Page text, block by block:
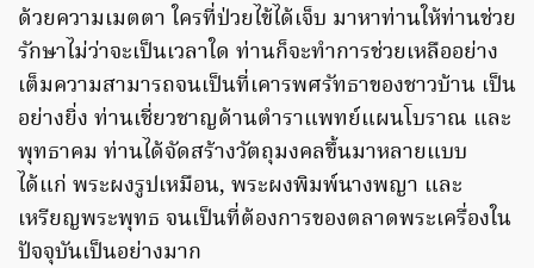
ด้วยความเมตตา ใครที่ป่วยไข้ได้เจ็บ มาหาท่านให้ท่านช่วย
รักษาไม่ว่าจะเป็นเวลาใด ท่านก็จะทำการช่วยเหลืออย่าง
เต็มความสามารถจนเป็นที่เคารพศรัทธาของชาวบ้าน เป็น
อย่างยิ่ง ท่านเชี่ยวชาญด้านตำราแพทย์แผนโบราณ และ
พุทธาคม ท่านได้จัดสร้างวัตถุมงคลขึ้นมาหลายแบบ
ได้แก่ พระผงรูปเหมือน, พระผงพิมพ์นางพญา และ
เหรียญพระพุทธ จนเป็นที่ต้องการของตลาดพระเครื่องใน
ปัจจุบันเป็นอย่างมาก